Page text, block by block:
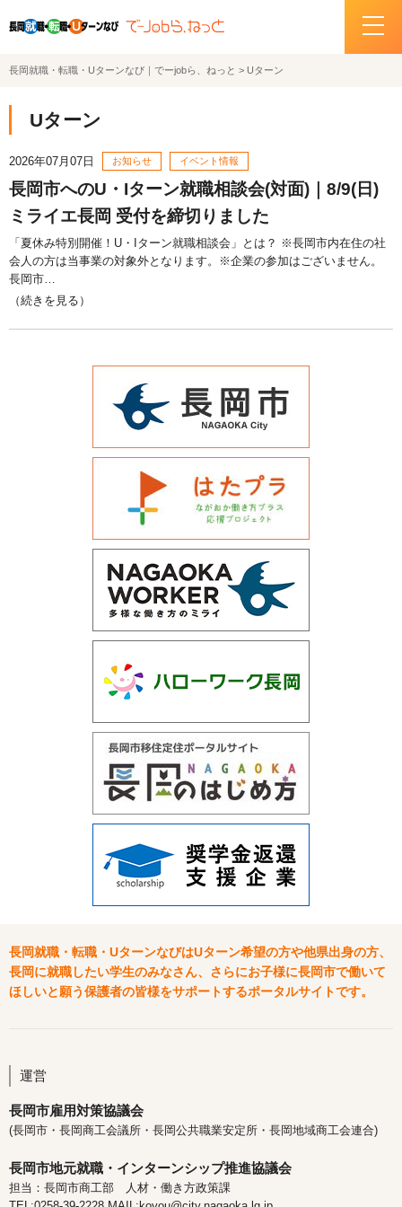
ホーム
イベント情報
企業・求人情報
サポートデスクの紹介
お問い合わせ
プライバシーポリシー
長岡就職・転職・Uターンなび｜でーjobら、ねっと > Uターン
Uターン
2026年07月07日 お知らせ イベント情報
長岡市へのU・Iターン就職相談会(対面)｜8/9(日)
ミライエ長岡 受付を締切りました
「夏休み特別開催！U・Iターン就職相談会」とは？ ※長岡市内在住の社
会人の方は当事業の対象外となります。※企業の参加はございません。
長岡市…
（続きを見る）
長岡就職・転職・UターンなびはUターン希望の方や他県出身の方、
長岡に就職したい学生のみなさん、さらにお子様に長岡市で働いて
ほしいと願う保護者の皆様をサポートするポータルサイトです。
運営
長岡市雇用対策協議会
(長岡市・長岡商工会議所・長岡公共職業安定所・長岡地域商工会連合)
長岡市地元就職・インターンシップ推進協議会
担当：長岡市商工部 人材・働き方政策課